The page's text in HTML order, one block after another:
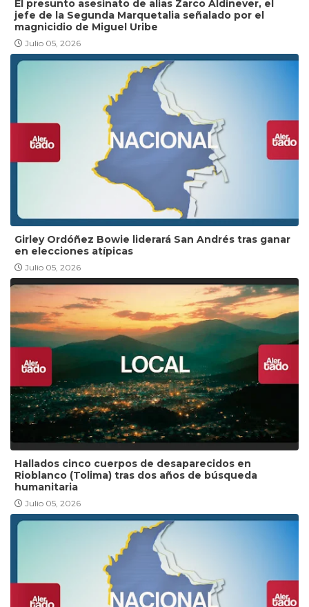
El presunto asesinato de alias Zarco Aldinever, el
jefe de la Segunda Marquetalia señalado por el
magnicidio de Miguel Uribe
Julio 05, 2026
Girley Ordóñez Bowie liderará San Andrés tras ganar
en elecciones atípicas
Julio 05, 2026
Hallados cinco cuerpos de desaparecidos en
Rioblanco (Tolima) tras dos años de búsqueda
humanitaria
Julio 05, 2026